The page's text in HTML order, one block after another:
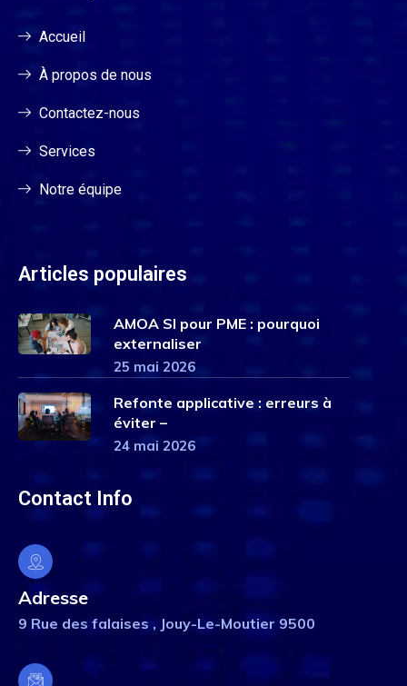
Accueil
À propos de nous
Contactez-nous
Services
Notre équipe
Articles populaires
AMOA SI pour PME : pourquoi
externaliser
25 mai 2026
Refonte applicative : erreurs à
éviter –
24 mai 2026
Contact Info
Adresse
9 Rue des falaises , Jouy-Le-Moutier 9500